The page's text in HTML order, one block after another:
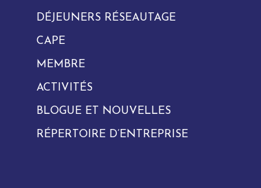
DÉJEUNERS RÉSEAUTAGE
CAPE
MEMBRE
ACTIVITÉS
BLOGUE ET NOUVELLES
RÉPERTOIRE D’ENTREPRISE